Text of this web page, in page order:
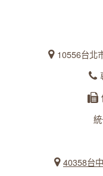
10556台北
40358台